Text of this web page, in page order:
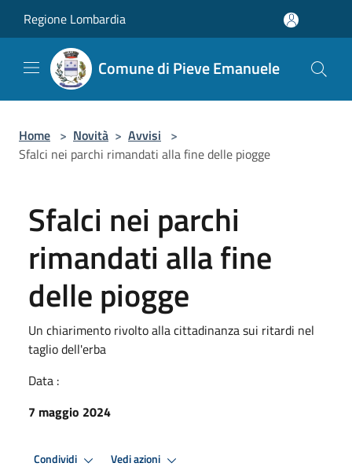
Regione Lombardia
Comune di Pieve Emanuele
Home > Novità > Avvisi >
Sfalci nei parchi rimandati alla fine delle piogge
Sfalci nei parchi
rimandati alla fine
delle piogge
Un chiarimento rivolto alla cittadinanza sui ritardi nel
taglio dell'erba
Data :
7 maggio 2024
Condividi Vedi azioni